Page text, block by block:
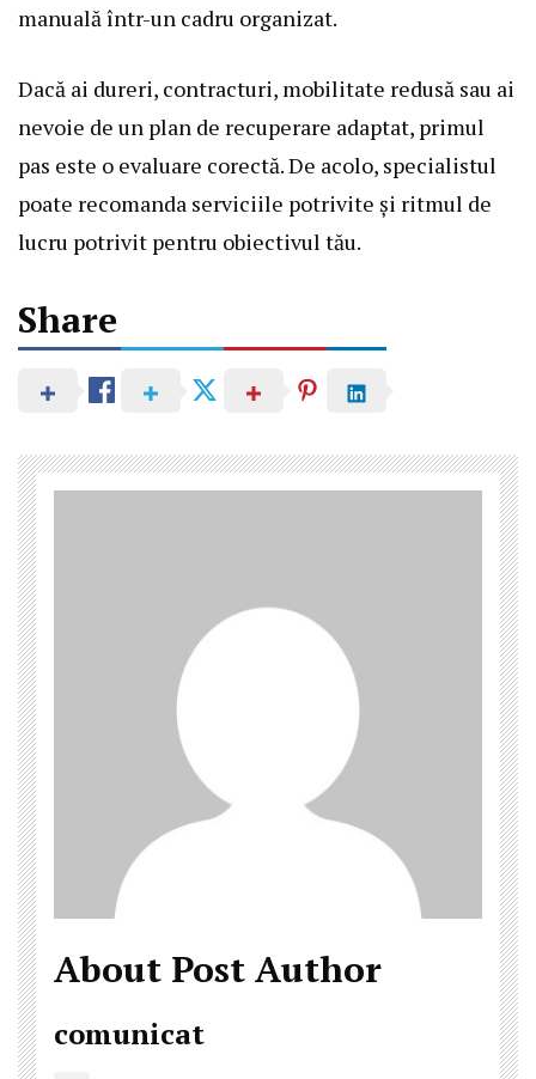
manuală într-un cadru organizat.
Dacă ai dureri, contracturi, mobilitate redusă sau ai
nevoie de un plan de recuperare adaptat, primul
pas este o evaluare corectă. De acolo, specialistul
poate recomanda serviciile potrivite și ritmul de
lucru potrivit pentru obiectivul tău.
Share
About Post Author
comunicat